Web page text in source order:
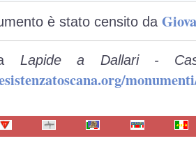
è stato censito da
a Lapide a Dallari -